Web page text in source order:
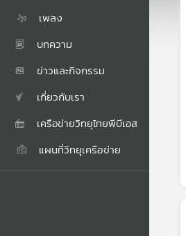
เพลง
บทความ
ข่าวและกิจกรรม
เกี่ยวกับเรา
เครือข่ายวิทยุไทยพีบีเอส
แผนที่วิทยุเครือข่าย